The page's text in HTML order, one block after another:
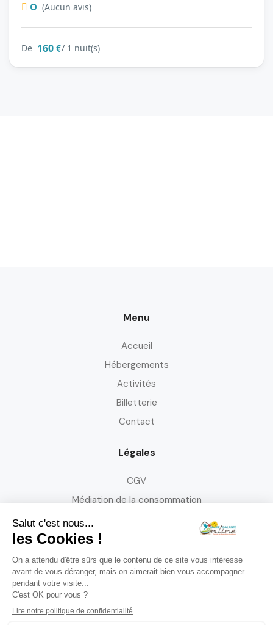
0 (Aucun avis)
De 160 €/ 1 nuit(s)
Menu
Accueil
Hébergements
Activités
Billetterie
Contact
Légales
CGV
Médiation de la consommation
Politique de confidentialité
Politique de gestion des cookies
Politique d'annulation et de modification de réservation
Suivez-nous